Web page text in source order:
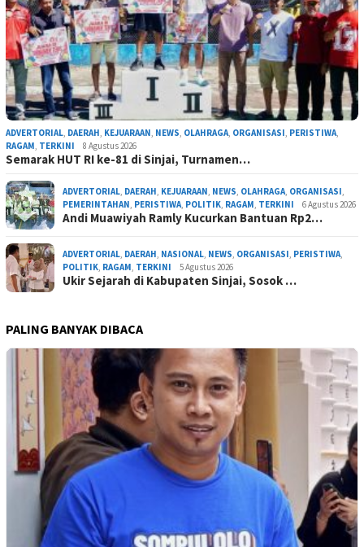
ADVERTORIAL, DAERAH, KEJUARAAN, NEWS, OLAHRAGA, ORGANISASI, PERISTIWA,
RAGAM, TERKINI 8 Agustus 2026
Semarak HUT RI ke-81 di Sinjai, Turnamen…
ADVERTORIAL, DAERAH, KEJUARAAN, NEWS, OLAHRAGA, ORGANISASI,
PEMERINTAHAN, PERISTIWA, POLITIK, RAGAM, TERKINI 6 Agustus 2026
Andi Muawiyah Ramly Kucurkan Bantuan Rp2…
ADVERTORIAL, DAERAH, NASIONAL, NEWS, ORGANISASI, PERISTIWA,
POLITIK, RAGAM, TERKINI 5 Agustus 2026
Ukir Sejarah di Kabupaten Sinjai, Sosok …
PALING BANYAK DIBACA